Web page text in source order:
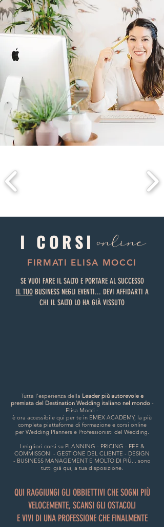
I CORSIonline
FIRMATI ELISA MOCCI
SE VUOI FARE IL SALTO E PORTARE AL SUCCESSO
IL TUOBUSINESS NEGLI EVENTI... DEVI AFFIDARTI A
CHI IL SALTO LO HA GIÀ VISSUTO
Tutta l'esperienza della Leader più autorevole e
premiata del Destination Wedding italiano nel mondo -
Elisa Mocci -
è ora accessibile qui per te in EMEX ACADEMY, la più
completa piattaforma di formazione e corsi online
per Wedding Planners e Professionisti del Wedding.
I migliori corsi su PLANNING - PRICING - FEE &
COMMISSONI - GESTIONE DEL CLIENTE - DESIGN
- BUSINESS MANAGEMENT E MOLTO DI PIÙ... sono
tutti già qui, a tua disposizione.
QUI RAGGIUNGI GLI OBBIETTIVI CHE SOGNI PIÙ
VELOCEMENTE, SCANSI GLI OSTACOLI
E VIVI DI UNA PROFESSIONE CHE FINALMENTE